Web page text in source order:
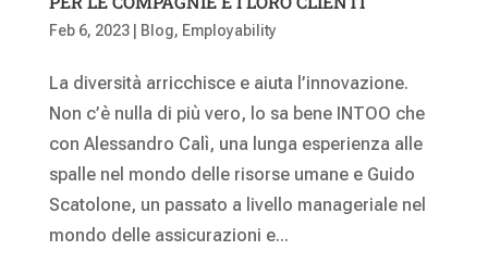
Feb 6, 2023| Blog, Employability
La diversità arricchisce e aiuta l’innovazione.
Non c’è nulla di più vero, lo sa bene INTOO che
con Alessandro Calì, una lunga esperienza alle
spalle nel mondo delle risorse umane e Guido
Scatolone, un passato a livello manageriale nel
mondo delle assicurazioni e...